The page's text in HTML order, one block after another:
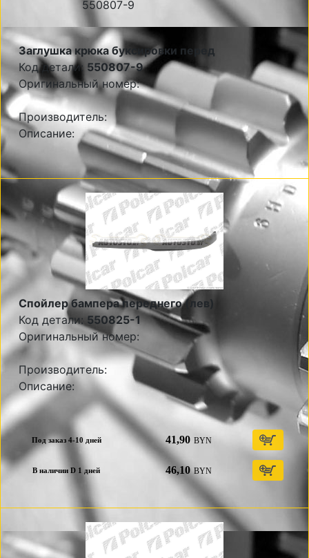
Заглушка крюка буксировки перед
Код детали: 550807-9
Оригинальный номер:
Производитель:
Описание:
Спойлер бампера переднего (лев)
Код детали: 550825-1
Оригинальный номер:
Производитель:
Описание:
Под заказ 4-10 дней 41,90 BYN
В наличии D 1 дней 46,10 BYN